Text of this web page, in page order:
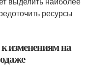
ресурсы
изменениям на